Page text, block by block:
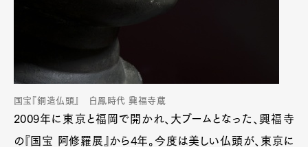
国宝『銅造仏頭』 白鳳時代 興福寺蔵
2009年に東京と福岡で開かれ、大ブームとなった、興福寺
の『国宝 阿修羅展』から4年。今度は美しい仏頭が、東京に